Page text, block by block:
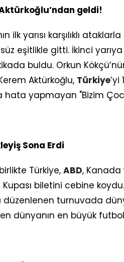
geldi!
ilk yarısı karşılıklı
eşitlikle gitti. İkinci
buldu. Orkun
Aktürkoğlu, Türkiye
yapmayan "Bizim
Sona Erdi
Türkiye, ABD, Kanada
biletini cebine
düzenlenen turnuvada
dünyanın en büyük